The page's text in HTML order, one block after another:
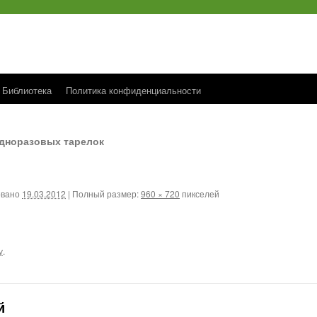
Библиотека Политика конфиденциальности
тарелок
19.03.2012 | Полный размер:960 × 720 пикселей
.